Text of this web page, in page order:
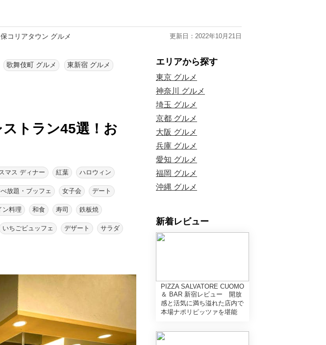
コリアタウン グルメ 更新日：2022年10月21日
歌舞伎町 グルメ 東新宿 グルメ
トラン45選！ お
マス ディナー 紅葉 ハロウィン
放題・ブッフェ 女子会 デート
ン料理 和食 寿司 鉄板焼
いちごビュッフェ デザート サラダ
エリアから探す
東京 グルメ
神奈川 グルメ
埼玉 グルメ
京都 グルメ
大阪 グルメ
兵庫 グルメ
愛知 グルメ
福岡 グルメ
沖縄 グルメ
新着レビュー
PIZZA SALVATORE CUOMO
＆ BAR 新宿レビュー 開放
感と活気に満ち溢れた店内で
本場ナポリピッツァを堪能